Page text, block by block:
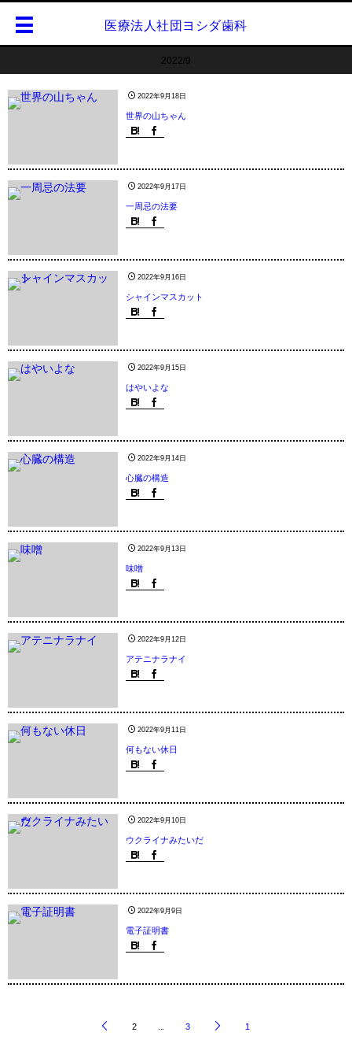
医療法人社団ヨシダ歯科
2022/9
2022年9月18日
世界の山ちゃん
2022年9月17日
一周忌の法要
2022年9月16日
シャインマスカット
2022年9月15日
はやいよな
2022年9月14日
心臓の構造
2022年9月13日
味噌
2022年9月12日
アテニナラナイ
2022年9月11日
何もない休日
2022年9月10日
ウクライナみたいだ
2022年9月9日
電子証明書
2 3 1